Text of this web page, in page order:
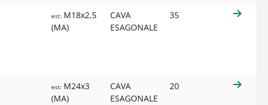
est: M18x2,5
(MA)
CAVA
ESAGONALE
35
est: M24x3
(MA)
CAVA
ESAGONALE
20